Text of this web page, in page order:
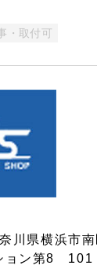
・取付可
川県横浜市
ョン第8 101